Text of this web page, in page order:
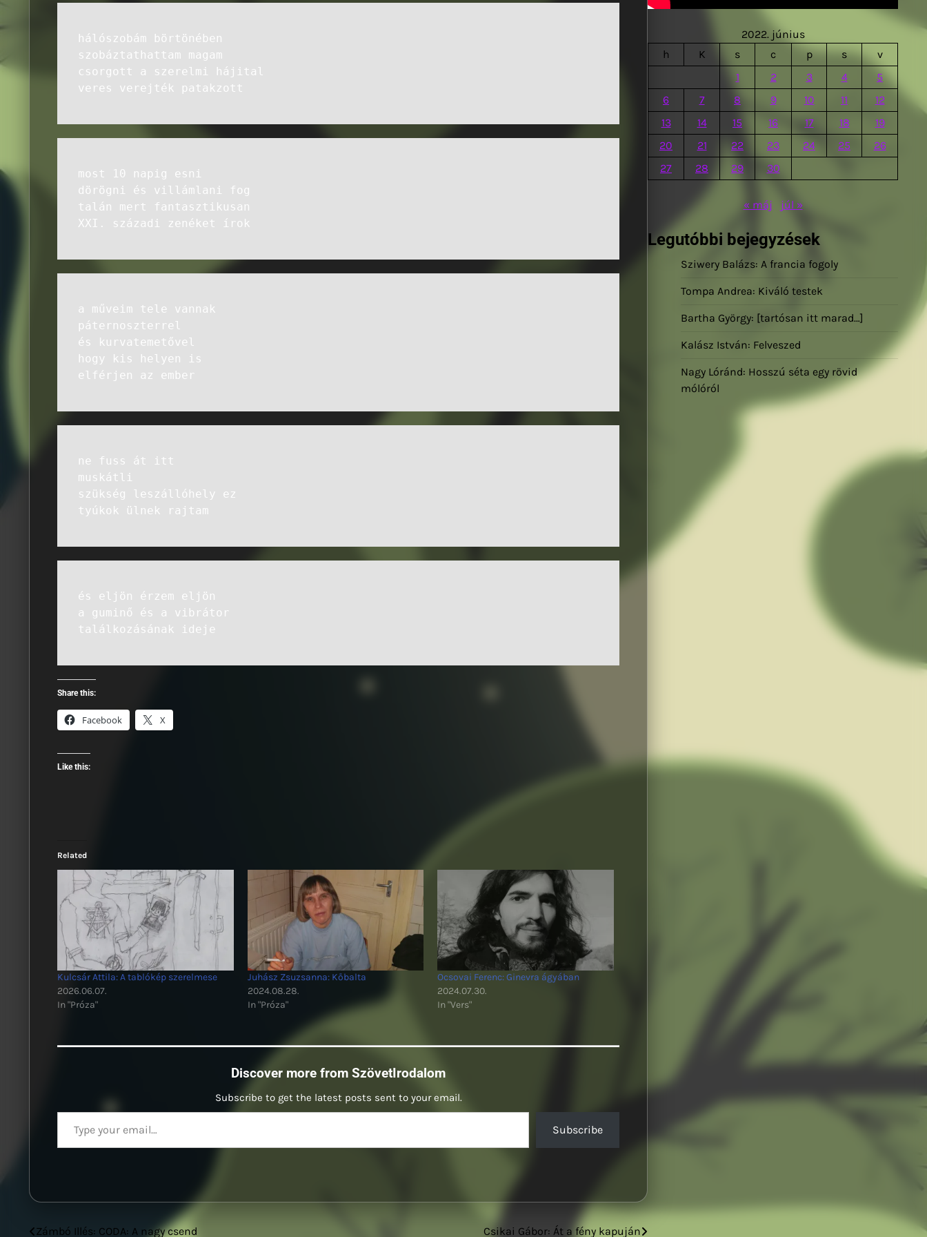
hálószobám börtönében
szobáztathattam magam
csorgott a szerelmi hájital
veres verejték patakzott
most 10 napig esni
dörögni és villámlani fog
talán mert fantasztikusan
XXI. századi zenéket írok
a műveim tele vannak
páternoszterrel
és kurvatemetővel
hogy kis helyen is
elférjen az ember
ne fuss át itt
muskátli
szükség leszállóhely ez
tyúkok ülnek rajtam
és eljön érzem eljön
a guminő és a vibrátor
találkozásának ideje
Share this:
Facebook X
Like this:
Related
Kulcsár Attila: A tablókép szerelmese
2026.06.07.
In "Próza"
Juhász Zsuzsanna: Kőbalta
2024.08.28.
In "Próza"
Ocsovai Ferenc: Ginevra ágyában
2024.07.30.
In "Vers"
Discover more from SzövetIrodalom
Subscribe to get the latest posts sent to your email.
Type your email…
Subscribe
Zámbó Illés: CODA: A nagy csend Csikai Gábor: Át a fény kapuján
2022. június
h
K s c p s
v
1
2 3 4
5
6
7 8 9 10 11
12
13
14 15 16 17 18
19
20
21 22 23 24 25
26
27
28 29 30
« máj júl »
Legutóbbi bejegyzések
Sziwery Balázs: A francia fogoly
Tompa Andrea: Kiváló testek
Bartha György: [tartósan itt marad…]
Kalász István: Felveszed
Nagy Lóránd: Hosszú séta egy rövid
mólóról